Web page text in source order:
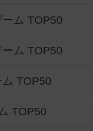
ム TOP50
ム TOP50
TOP50
TOP50